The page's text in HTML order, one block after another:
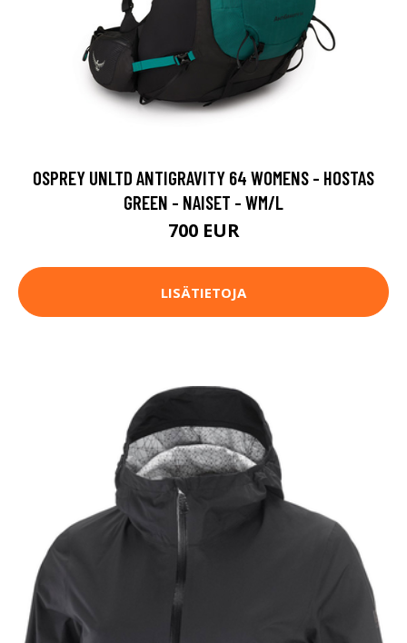
OSPREY UNLTD ANTIGRAVITY 64 WOMENS - HOSTAS
GREEN - NAISET - WM/L
700 EUR
LISÄTIETOJA